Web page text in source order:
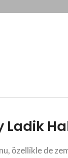
özellikle de